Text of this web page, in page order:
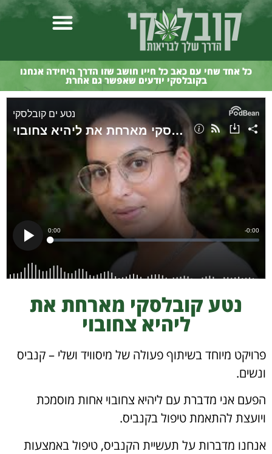
כל אחד שחי עם כאב כל חייו חושב שזו הדרך היחידה אנחנו
בקובלסקי יודעים שאפשר גם אחרת
נטע קובלסקי מארחת את
ליהיא צחובוי
פרויקט מיוחד בשיתוף פעולה של מיסוויד ושלי – קנביס
ונשים.
הפעם אני מדברת עם ליהיא צחובוי אחות מוסמכת
ויועצת להתאמת טיפול בקנביס.
אנחנו מדברות על תעשיית הקנביס, טיפול באמצעות